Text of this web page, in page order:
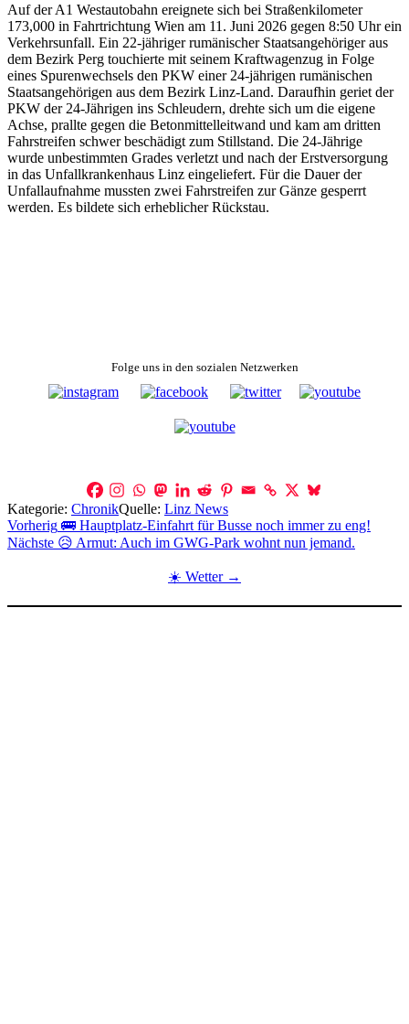
Auf der A1 Westautobahn ereignete sich bei Straßenkilometer
173,000 in Fahrtrichtung Wien am 11. Juni 2026 gegen 8:50 Uhr ein
Verkehrsunfall. Ein 22-jähriger rumänischer Staatsangehöriger aus
dem Bezirk Perg touchierte mit seinem Kraftwagenzug in Folge
eines Spurenwechsels den PKW einer 24-jährigen rumänischen
Staatsangehörigen aus dem Bezirk Linz-Land. Daraufhin geriet der
PKW der 24-Jährigen ins Schleudern, drehte sich um die eigene
Achse, prallte gegen die Betonmittelleitwand und kam am dritten
Fahrstreifen schwer beschädigt zum Stillstand. Die 24-Jährige
wurde unbestimmten Grades verletzt und nach der Erstversorgung
in das Unfallkrankenhaus Linz eingeliefert. Für die Dauer der
Unfallaufnahme mussten zwei Fahrstreifen zur Gänze gesperrt
werden. Es bildete sich erheblicher Rückstau.
Folge uns in den sozialen Netzwerken
Kategorie: ChronikQuelle: Linz News
Beitragsnavigation
Vorherig 🚌 Hauptplatz-Einfahrt für Busse noch immer zu eng!
Nächste 😥 Armut: Auch im GWG-Park wohnt nun jemand.
☀️ Wetter →